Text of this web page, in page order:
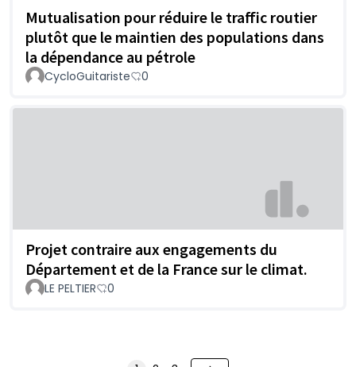
Mutualisation pour réduire le traffic routier
plutôt que le maintien des populations dans
la dépendance au pétrole
CycloGuitariste 0
Projet contraire aux engagements du
Département et de la France sur le climat.
LE PELTIER 0